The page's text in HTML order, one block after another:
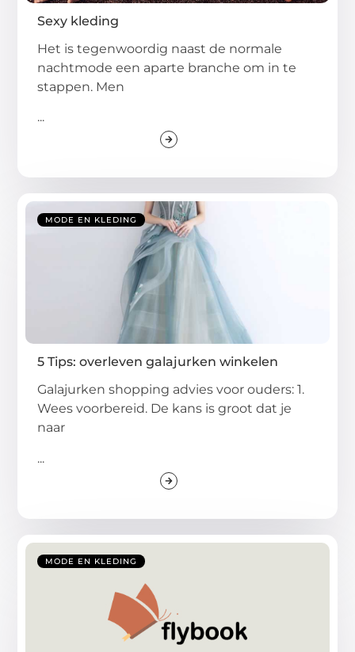
Sexy kleding
Het is tegenwoordig naast de normale
nachtmode een aparte branche om in te
stappen. Men
...
MODE EN KLEDING
5 Tips: overleven galajurken winkelen
Galajurken shopping advies voor ouders: 1.
Wees voorbereid. De kans is groot dat je
naar
...
MODE EN KLEDING